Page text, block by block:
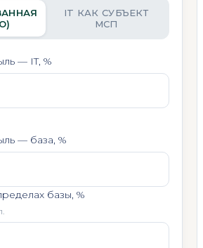
IT КАК СУБЪЕКТ
МСП
— IT, %
— база, %
базы, %